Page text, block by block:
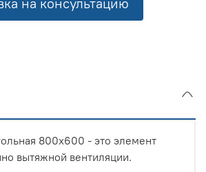
800x600 - это элемент
вытяжной вентиляции.